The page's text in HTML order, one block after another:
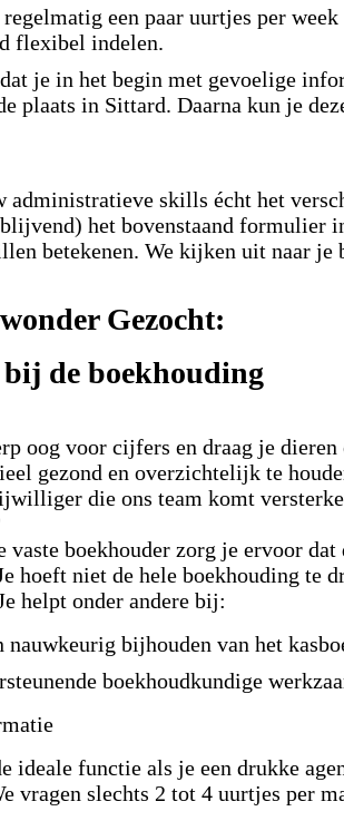
een paar uurtjes per
flexibel indelen.
je in het begin met gevoelige
plaats in Sittard. Daarna kun je
skills écht het
het bovenstaand formulier
betekenen. We kijken uit naar je
Gezocht:
boekhouding
oog voor cijfers en draag je dieren
gezond en overzichtelijk te
die ons team komt
vaste boekhouder zorg je ervoor
hoeft niet de hele boekhouding te
helpt onder andere bij:
nauwkeurig bijhouden van het
boekhoudkundige
ideale functie als je een drukke
vragen slechts 2 tot 4 uurtjes per